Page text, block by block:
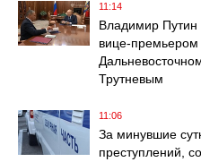
11:14
Владимир Путин
вице-
Трутневым
11:06
За минувшие
преступлений,